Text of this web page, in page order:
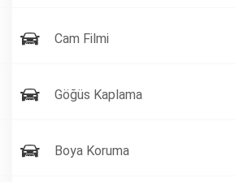
Cam Filmi
Göğüs Kaplama
Boya Koruma